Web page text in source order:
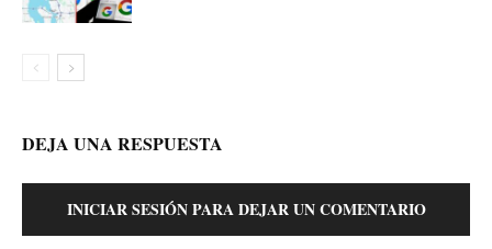
DEJA UNA RESPUESTA
INICIAR SESIÓN PARA DEJAR UN COMENTARIO